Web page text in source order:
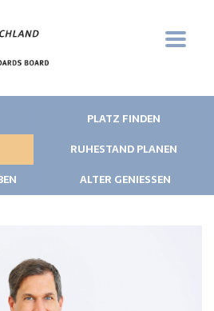
PLATZ FINDEN
RUHESTAND PLANEN
ALTER GENIESSEN